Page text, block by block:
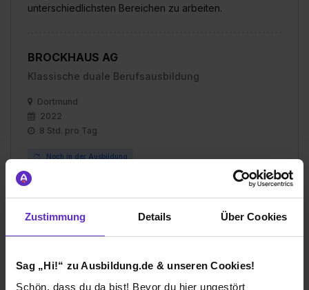
Zustimmung Details Über Cookies
Sag „Hi!“ zu Ausbildung.de & unseren Cookies!
Schön, dass du da bist! Bevor du hier ungestört
unterschiedlichsten Bereichen zu arbeiten.
BROCKHAUS AG
Klassische duale Berufsausbildung
Dortmund
2022
8 Std. pro Tag
Noch in der Ausbildung
Verdienst